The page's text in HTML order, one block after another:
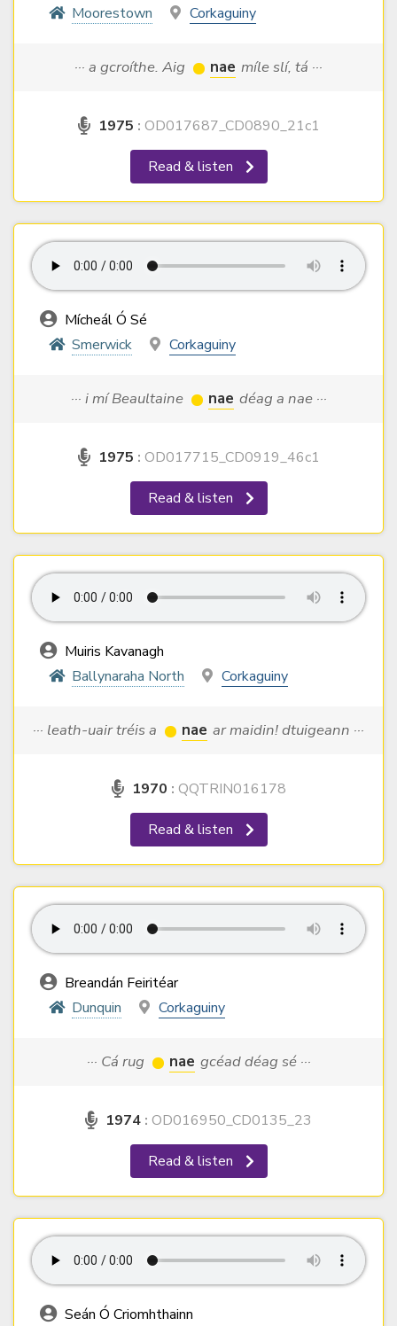
Moorestown
Corkaguiny
··· a gcroíthe. Aig nae míle slí, tá ···
1975 : OD017687_CD0890_21c1
Read & listen
Mícheál Ó Sé
Smerwick
Corkaguiny
··· i mí Beaultaine nae déag a nae ···
1975 : OD017715_CD0919_46c1
Read & listen
Muiris Kavanagh
Ballynaraha North
Corkaguiny
··· leath-uair tréis a nae ar maidin! dtuigeann ···
1970 : QQTRIN016178
Read & listen
Breandán Feiritéar
Dunquin
Corkaguiny
··· Cá rug nae gcéad déag sé ···
1974 : OD016950_CD0135_23
Read & listen
Seán Ó Criomhthainn